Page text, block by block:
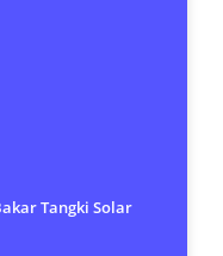
Tangki Solar